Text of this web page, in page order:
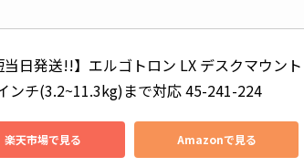
当日発送!!】エルゴトロン LX デスクマウン
ンチ(3.2~11.3kg)まで対応 45-241-224
楽天市場で見る Amazonで見る